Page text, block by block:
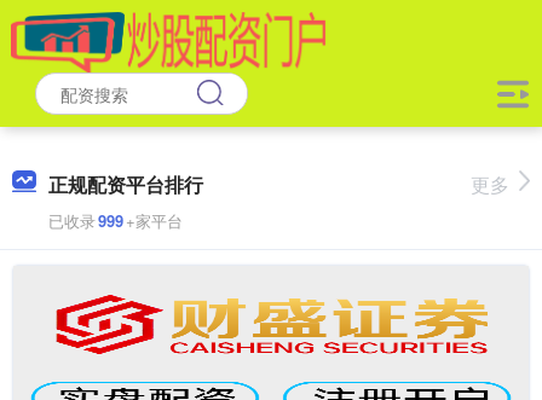
正规配资平台排行
已收录999+家平台
更多